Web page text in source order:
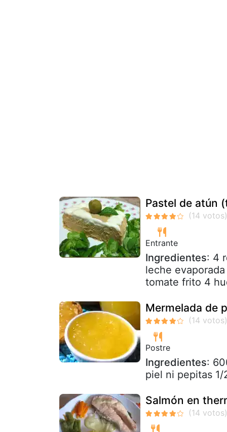
Pastel de atún
Entrante
Ingredientes: 4
leche
tomate frito 4
Mermelada de
Postre
Ingredientes:
piel ni pepitas 1/
Salmón en